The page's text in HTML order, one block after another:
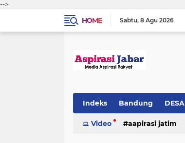
-->
HOME
Sabtu 8 Agu 2026
Indeks Bandung DESA
Video aapirasi jatim